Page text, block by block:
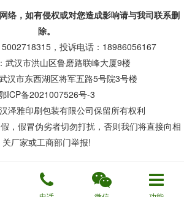
络，如有侵权或对您造成影响请与我司联系删
除。
，投诉电话：18986056167
武汉市洪山区鲁磨路联峰大厦9楼
汉市东西湖区将军五路5号院3号楼
ICP备2021007526号-3
泽雅印刷包装有限公司保留所有权利
，假冒伪劣者切勿打扰，否则我们将直接向相
关厂家或工商部门举报!